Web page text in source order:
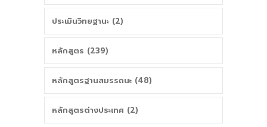
ประเมินวิทยฐานะ (2)
หลักสูตร (239)
หลักสูตรฐานสมรรถนะ (48)
หลักสูตรต่างประเทศ (2)